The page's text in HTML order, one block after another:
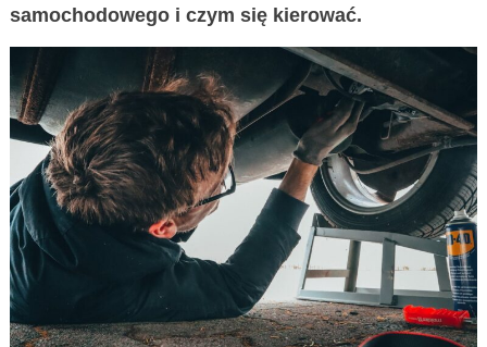
samochodowego i czym się kierować.